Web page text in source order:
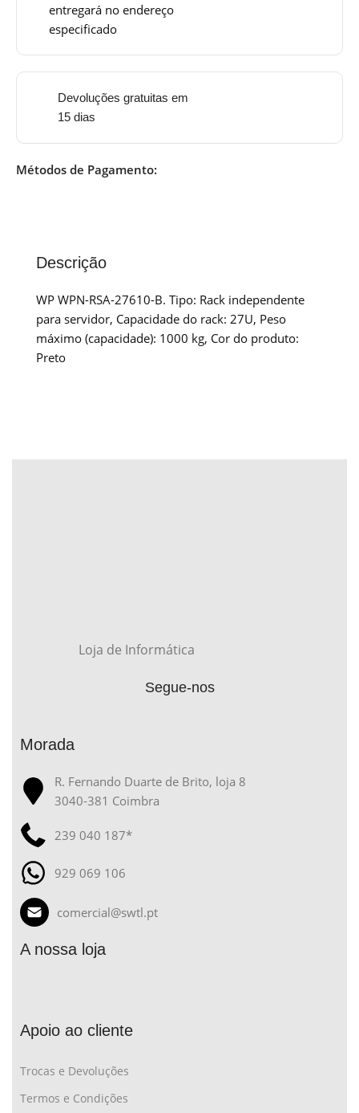
entregará no endereço
especificado
Devoluções gratuitas em
15 dias
Métodos de Pagamento:
Descrição
WP WPN-RSA-27610-B. Tipo: Rack independente
para servidor, Capacidade do rack: 27U, Peso
máximo (capacidade): 1000 kg, Cor do produto:
Preto
Loja de Informática
Segue-nos
Morada
R. Fernando Duarte de Brito, loja 8
3040-381 Coimbra
239 040 187*
929 069 106
comercial@swtl.pt
A nossa loja
Apoio ao cliente
Trocas e Devoluções
Termos e Condições